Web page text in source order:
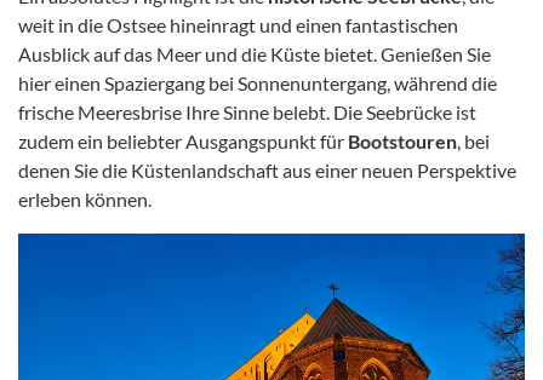
weit in die Ostsee hineinragt und einen fantastischen
Ausblick auf das Meer und die Küste bietet. Genießen Sie
hier einen Spaziergang bei Sonnenuntergang, während die
frische Meeresbrise Ihre Sinne belebt. Die Seebrücke ist
zudem ein beliebter Ausgangspunkt für Bootstouren, bei
denen Sie die Küstenlandschaft aus einer neuen Perspektive
erleben können.